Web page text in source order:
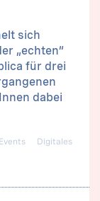
sich
„echten“
für drei
dabei
Digitales
Events